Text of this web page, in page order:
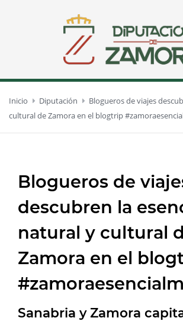
Inicio Diputación
Blogueros de viajes
cultural de Zamora en el blogtrip
Blogueros de
descubren la
natural y cultural
Zamora en el
Sanabria y Zamora